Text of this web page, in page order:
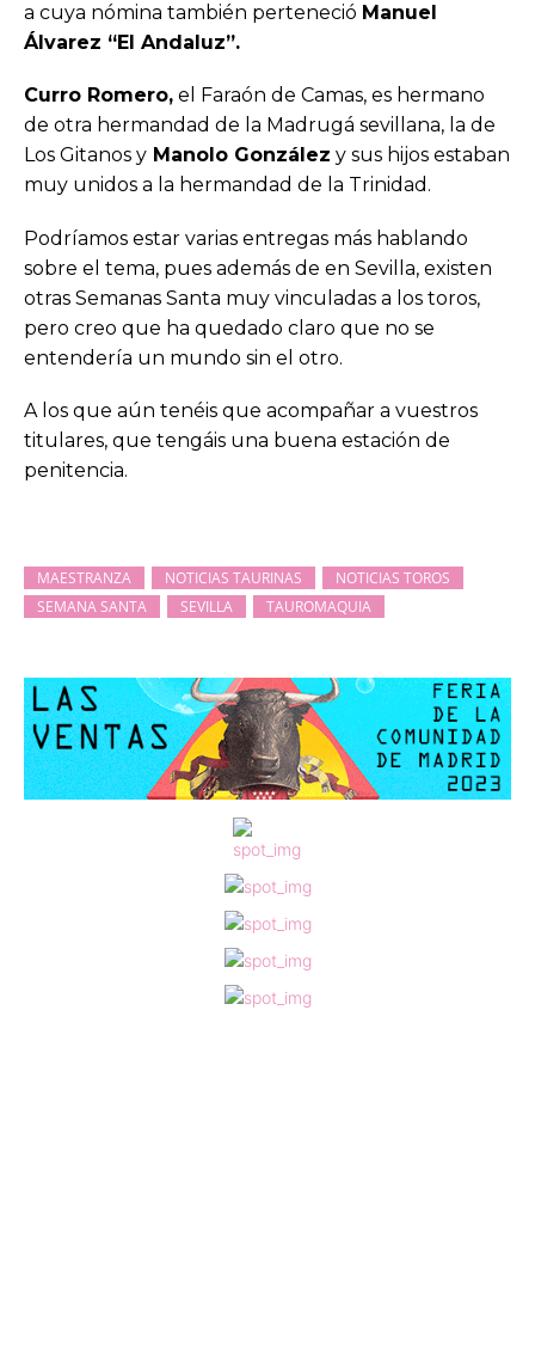
a cuya nómina también perteneció Manuel
Álvarez “El Andaluz”.
Curro Romero, el Faraón de Camas, es hermano
de otra hermandad de la Madrugá sevillana, la de
Los Gitanos y Manolo González y sus hijos estaban
muy unidos a la hermandad de la Trinidad.
Podríamos estar varias entregas más hablando
sobre el tema, pues además de en Sevilla, existen
otras Semanas Santa muy vinculadas a los toros,
pero creo que ha quedado claro que no se
entendería un mundo sin el otro.
A los que aún tenéis que acompañar a vuestros
titulares, que tengáis una buena estación de
penitencia.
MAESTRANZA NOTICIAS TAURINAS
NOTICIAS TOROS
SEMANA SANTA
SEVILLA TAUROMAQUIA